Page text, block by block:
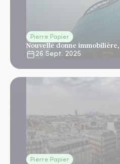
Pierre Papier
Nouvelle donne
26 Sept. 2025
Pierre Papier